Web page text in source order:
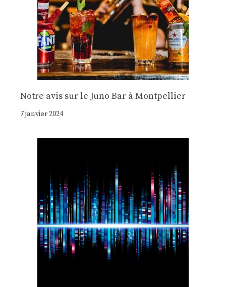
Notre avis sur le Juno Bar à Montpellier
7 janvier 2024